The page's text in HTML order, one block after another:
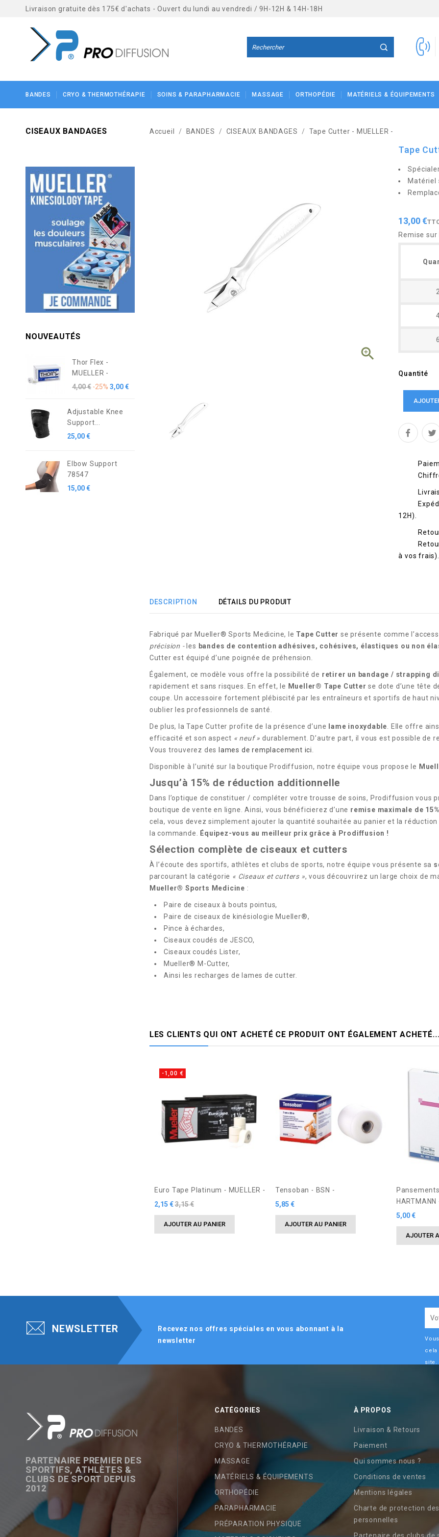
Livraison gratuite dès 175€ d'achats - Ouvert du lundi au vendredi / 9H-12H & 14H-18H
BANDES CRYO & THERMOTHÉRAPIE SOINS & PARAPHARMACIE MASSAGE ORTHOPÉDIE MATÉRIELS & ÉQUIPEMENTS
CISEAUX BANDAGES
NOUVEAUTÉS
Thor Flex -
MUELLER -
4,00 € -25% 3,00 €
Adjustable Knee
Support...
25,00 €
Elbow Support
78547
15,00 €
Accueil BANDES CISEAUX BANDAGES Tape Cutter - MUELLER -

Tape
Matériel
13,00 €
Remise
2
6
Quantité
12H).
à vos frais).
DESCRIPTION DÉTAILS DU PRODUIT
Fabriqué par Mueller® Sports Medicine, le Tape Cutter se présente comme
précision -les bandes de contention adhésives, cohésives, élastiques ou non
Cutter est équipé d’une poignée de préhension.
Également, ce modèle vous offre la possibilité de retirer un bandage / strapping
rapidement et sans risques. En effet, le Mueller® Tape Cutter se dote d’une tête
coupe. Un accessoire fortement plébiscité par les entraîneurs et sportifs de haut
oublier les professionnels de santé.
De plus, la Tape Cutter profite de la présence d’une lame inoxydable . Elle offre
efficacité et son aspect « neuf » durablement. D’autre part, il vous est possible de
Vous trouverez des
lames de remplacement ici
Disponible à l’unité sur la boutique Prodiffusion, notre équipe vous propose le
Jusqu’à 15% de réduction additionnelle
Dans l’optique de constituer / compléter votre trousse de soins, Prodiffusion vous
boutique de vente en ligne. Ainsi, vous bénéficierez d’une remise maximale de 15%
cela, vous devez simplement ajouter la quantité souhaitée au panier et la
la commande.
Équipez-vous au meilleur prix grâce à Prodiffusion !
Sélection complète de ciseaux et cutters
À l’écoute des sportifs, athlètes et clubs de sports, notre équipe vous présente sa
parcourant la catégorie « Ciseaux et cutters », vous découvrirez un large choix de
Mueller® Sports Medicine :
Paire de ciseaux à bouts pointus,
Paire de ciseaux de kinésiologie Mueller®,
Pince à échardes,
Ciseaux coudés de JESCO,
Ciseaux coudés Lister,
Mueller® M-Cutter,
Ainsi les recharges de lames de cutter.
LES CLIENTS QUI ONT ACHETÉ CE PRODUIT ONT ÉGALEMENT ACHETÉ...
-1,00 €
Euro Tape Platinum - MUELLER -
Prix
2,15 €Prix
de
base
3,15 €
AJOUTER AU PANIER
Tensoban - BSN -
Prix
5,85 €
AJOUTER AU PANIER
HARTMANN
Prix
5,00 €
AJOUTER
NEWSLETTER
Recevez nos offres spéciales en vous abonnant à la
newsletter
site.
PARTENAIRE PREMIER DES
SPORTIFS, ATHLÈTES &
CLUBS DE SPORT DEPUIS
2012
CATÉGORIES
BANDES
CRYO & THERMOTHÉRAPIE
MASSAGE
MATÉRIELS & ÉQUIPEMENTS
ORTHOPÉDIE
PARAPHARMACIE
PRÉPARATION PHYSIQUE
À PROPOS
Livraison & Retours
Paiement
Qui sommes nous ?
Conditions de ventes
Mentions légales
Charte de protection
personnelles